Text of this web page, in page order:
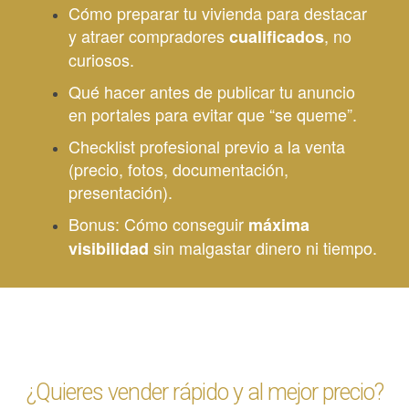
Cómo preparar tu vivienda para destacar
y atraer compradorescualificados, no
curiosos.
Qué hacer antes de publicar tu anuncio
en portales para evitar que “se queme”.
Checklist profesional previo a la venta
(precio, fotos, documentación,
presentación).
Bonus: Cómo conseguir máxima
visibilidad sin malgastar dinero ni tiempo.
¿Quieres vender rápido y al mejor precio?